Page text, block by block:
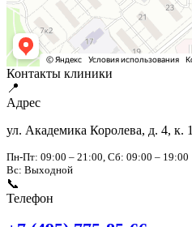
Контакты клиники
📍
Адрес
ул. Академика Королева, д. 4, к. 1
Пн-Пт: 09:00 – 21:00, Сб: 09:00 – 19:00
Вс: Выходной
📞
Телефон